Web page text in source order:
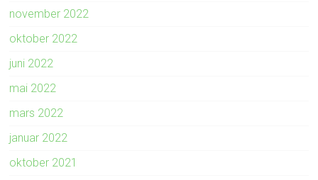
november 2022
oktober 2022
juni 2022
mai 2022
mars 2022
januar 2022
oktober 2021